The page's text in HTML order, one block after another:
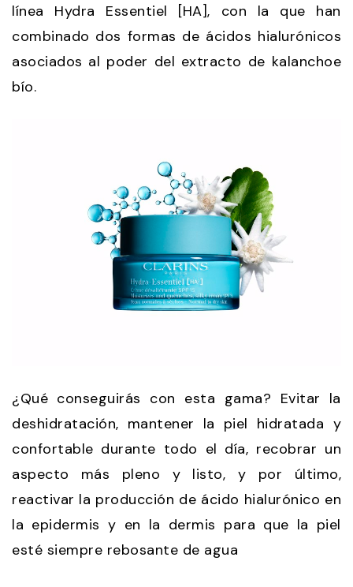
línea Hydra Essentiel [HA], con la que han
combinado dos formas de ácidos hialurónicos
asociados al poder del extracto de kalanchoe
bío.
¿Qué conseguirás con esta gama? Evitar la
deshidratación, mantener la piel hidratada y
confortable durante todo el día, recobrar un
aspecto más pleno y listo, y por último,
reactivar la producción de ácido hialurónico en
la epidermis y en la dermis para que la piel
esté siempre rebosante de agua